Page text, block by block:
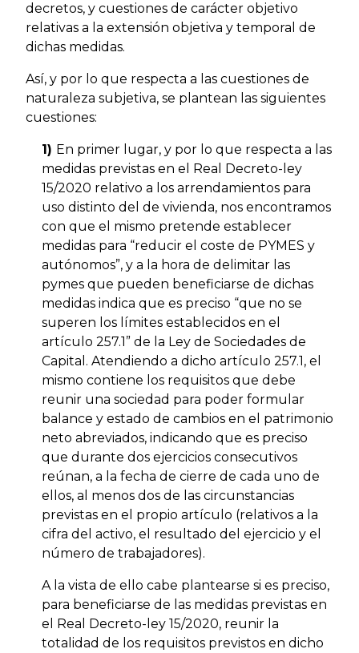
decretos, y cuestiones de carácter objetivo
relativas a la extensión objetiva y temporal de
dichas medidas.
Así, y por lo que respecta a las cuestiones de
naturaleza subjetiva, se plantean las siguientes
cuestiones:
1) En primer lugar, y por lo que respecta a las
medidas previstas en el Real Decreto-ley
15/2020 relativo a los arrendamientos para
uso distinto del de vivienda, nos encontramos
con que el mismo pretende establecer
medidas para “reducir el coste de PYMES y
autónomos”, y a la hora de delimitar las
pymes que pueden beneficiarse de dichas
medidas indica que es preciso “que no se
superen los límites establecidos en el
artículo 257.1” de la Ley de Sociedades de
Capital. Atendiendo a dicho artículo 257.1, el
mismo contiene los requisitos que debe
reunir una sociedad para poder formular
balance y estado de cambios en el patrimonio
neto abreviados, indicando que es preciso
que durante dos ejercicios consecutivos
reúnan, a la fecha de cierre de cada uno de
ellos, al menos dos de las circunstancias
previstas en el propio artículo (relativos a la
cifra del activo, el resultado del ejercicio y el
número de trabajadores).
A la vista de ello cabe plantearse si es preciso,
para beneficiarse de las medidas previstas en
el Real Decreto-ley 15/2020, reunir la
totalidad de los requisitos previstos en dicho